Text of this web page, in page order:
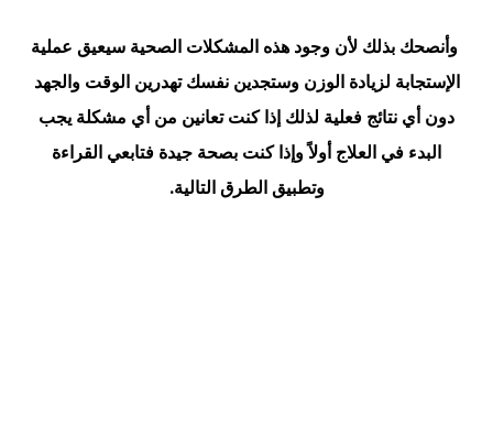
وأنصحك بذلك لأن وجود هذه المشكلات الصحية سيعيق عملية
الإستجابة لزيادة الوزن وستجدين نفسك تهدرين الوقت والجهد
دون أي نتائج فعلية لذلك إذا كنت تعانين من أي مشكلة يجب
البدء في العلاج أولاً وإذا كنت بصحة جيدة فتابعي القراءة
وتطبيق الطرق التالية.